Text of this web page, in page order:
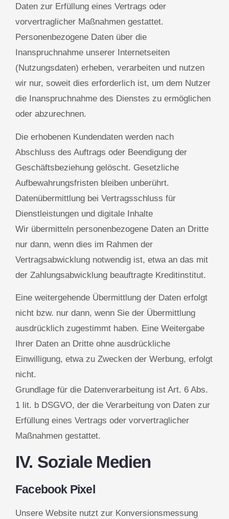
Daten zur Erfüllung eines Vertrags oder
vorvertraglicher Maßnahmen gestattet.
Personenbezogene Daten über die
Inanspruchnahme unserer Internetseiten
(Nutzungsdaten) erheben, verarbeiten und nutzen
wir nur, soweit dies erforderlich ist, um dem Nutzer
die Inanspruchnahme des Dienstes zu ermöglichen
oder abzurechnen.
Die erhobenen Kundendaten werden nach
Abschluss des Auftrags oder Beendigung der
Geschäftsbeziehung gelöscht. Gesetzliche
Aufbewahrungsfristen bleiben unberührt.
Datenübermittlung bei Vertragsschluss für
Dienstleistungen und digitale Inhalte
Wir übermitteln personenbezogene Daten an Dritte
nur dann, wenn dies im Rahmen der
Vertragsabwicklung notwendig ist, etwa an das mit
der Zahlungsabwicklung beauftragte Kreditinstitut.
Eine weitergehende Übermittlung der Daten erfolgt
nicht bzw. nur dann, wenn Sie der Übermittlung
ausdrücklich zugestimmt haben. Eine Weitergabe
Ihrer Daten an Dritte ohne ausdrückliche
Einwilligung, etwa zu Zwecken der Werbung, erfolgt
nicht.
Grundlage für die Datenverarbeitung ist Art. 6 Abs.
1 lit. b DSGVO, der die Verarbeitung von Daten zur
Erfüllung eines Vertrags oder vorvertraglicher
Maßnahmen gestattet.
IV. Soziale Medien
Facebook Pixel
Unsere Website nutzt zur Konversionsmessung